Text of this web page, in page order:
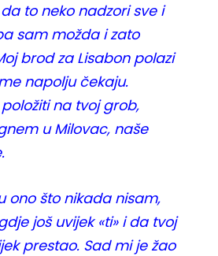
to neko nadzori sve i
sam možda i zato
brod za Lisabon polazi
napolju čekaju.
na tvoj grob,
u Milovac, naše
ono što nikada nisam,
još uvijek «ti» i da tvoj
prestao. Sad mi je žao